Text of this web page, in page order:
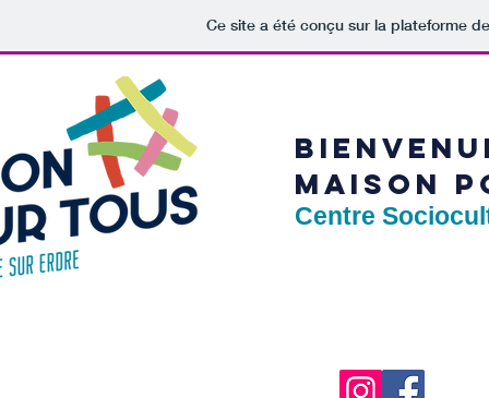
Ce site a été conçu sur la plateforme
MAISON
Centre